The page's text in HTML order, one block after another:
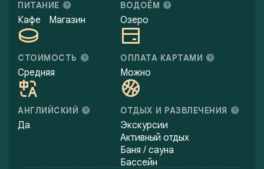
ПИТАНИЕ
Кафе Магазин
ВОДОЁМ
Озеро
СТОИМОСТЬ
Средняя
ОПЛАТА КАРТАМИ
Можно
АНГЛИЙСКИЙ
Да
ОТДЫХ И РАЗВЛЕЧЕНИЯ
Экскурсии
Активный отдых
Баня / сауна
Бассейн